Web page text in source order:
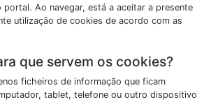
portal. Ao navegar, está a aceitar a presente
utilização de cookies de acordo com as
que servem os cookies?
ficheiros de informação que ficam
tablet, telefone ou outro dispositivo